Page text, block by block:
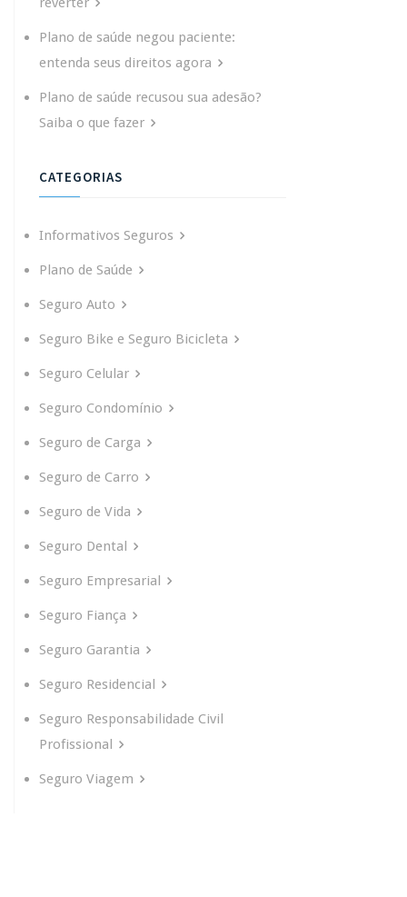
Plano de saúde negou paciente:
entenda seus direitos agora
Plano de saúde recusou sua adesão?
Saiba o que fazer
CATEGORIAS
Informativos Seguros
Plano de Saúde
Seguro Auto
Seguro Bike e Seguro Bicicleta
Seguro Celular
Seguro Condomínio
Seguro de Carga
Seguro de Carro
Seguro de Vida
Seguro Dental
Seguro Empresarial
Seguro Fiança
Seguro Garantia
Seguro Residencial
Seguro Responsabilidade Civil
Profissional
Seguro Viagem